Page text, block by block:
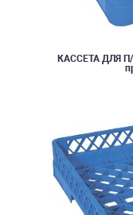
КАССЕТА ДЛЯ П/